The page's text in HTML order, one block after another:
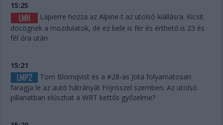
15:25
Lapierre hozza az Alpine-t az utolsó kiállásra. Kicsit
döcögnek a mozdulatok, de ez bele is fér és érthető is 23 és
fél óra után.
15:21
Tom Blomqvist és a #28-as Jota folyamatosan
faragja le az autó hátrányát Frijnsszel szemben. Az utolsó
pillanatban elúszhat a WRT kettős győzelme?